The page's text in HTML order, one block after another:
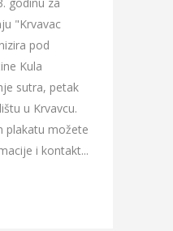
"Krvavac
pod
Kula
sutra, petak
u Krvavcu.
plakatu možete
i kontakt...